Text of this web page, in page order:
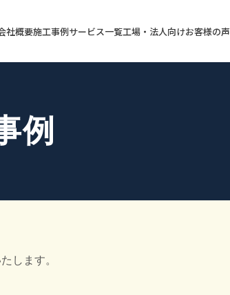
社概要施工事例サービス一覧工場・法人向けお客様の声
例
します。